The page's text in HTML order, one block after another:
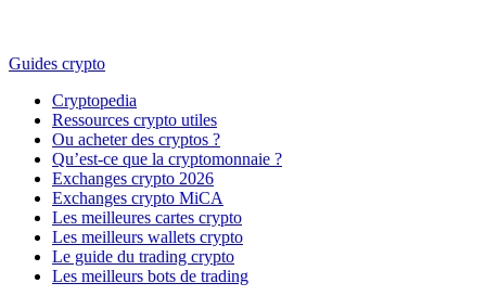
Guides crypto
Cryptopedia
Ressources crypto utiles
Ou acheter des cryptos ?
Qu’est-ce que la cryptomonnaie ?
Exchanges crypto 2026
Exchanges crypto MiCA
Les meilleures cartes crypto
Les meilleurs wallets crypto
Le guide du trading crypto
Les meilleurs bots de trading